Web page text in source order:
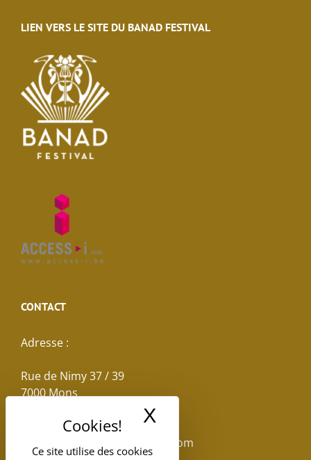
Ce site utilise des cookies
X
LIEN VERS LE SITE DU BANAD FESTIVAL
CONTACT
Adresse :
Rue de Nimy 37 / 39
7000 Mons
reservations.losseau@gmail.com